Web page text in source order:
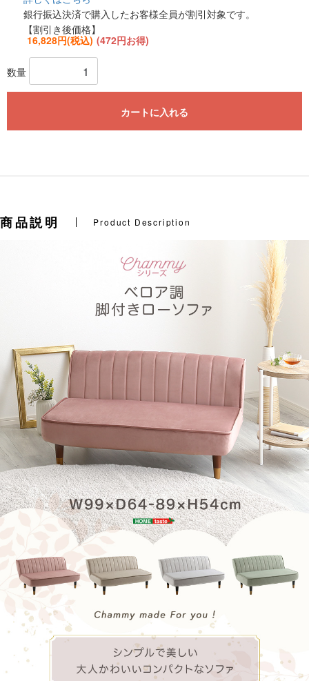
銀行振込決済で購入したお客様全員が割引対象です。
【割引き後価格】
16,828円(税込) (472円お得)
数量
カートに入れる
商品説明 Product Description